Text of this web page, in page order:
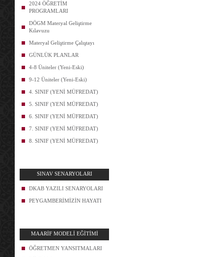
2024 ÖĞRETİM
PROGRAMLARI
DÖGM Materyal Geliştirme
Kılavuzu
Materyal Geliştirme Çalıştayı
GÜNLÜK PLANLAR
4-8 Üniteler (Yeni-Eski)
9-12 Üniteler (Yeni-Eski)
4. SINIF (YENİ MÜFREDAT)
5. SINIF (YENİ MÜFREDAT)
6. SINIF (YENİ MÜFREDAT)
7. SINIF (YENİ MÜFREDAT)
8. SINIF (YENİ MÜFREDAT)
SINAV SENARYOLARI
DKAB YAZILI SENARYOLARI
PEYGAMBERİMİZİN HAYATI
MAARİF MODELİ EĞİTİMİ
ÖĞRETMEN YANSITMALARI